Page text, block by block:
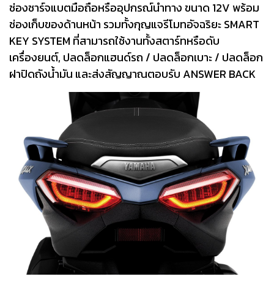
ช่องชาร์จแบตมือถือหรืออุปกรณ์นำทาง ขนาด 12V พร้อม
ช่องเก็บของด้านหน้า รวมทั้งกุญแจรีโมทอัจฉริยะ SMART
KEY SYSTEM ที่สามารถใช้งานทั้งสตาร์ทหรือดับ
เครื่องยนต์, ปลดล็อกแฮนด์รถ / ปลดล็อกเบาะ / ปลดล็อก
ฝาปิดถังน้ำมัน และส่งสัญญาณตอบรับ ANSWER BACK